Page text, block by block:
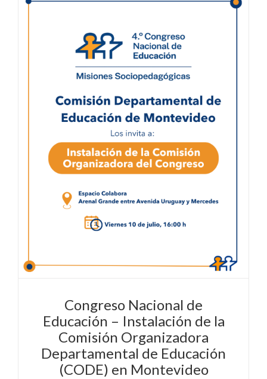
Congreso Nacional de
Educación – Instalación de la
Comisión Organizadora
Departamental de Educación
(CODE) en Montevideo